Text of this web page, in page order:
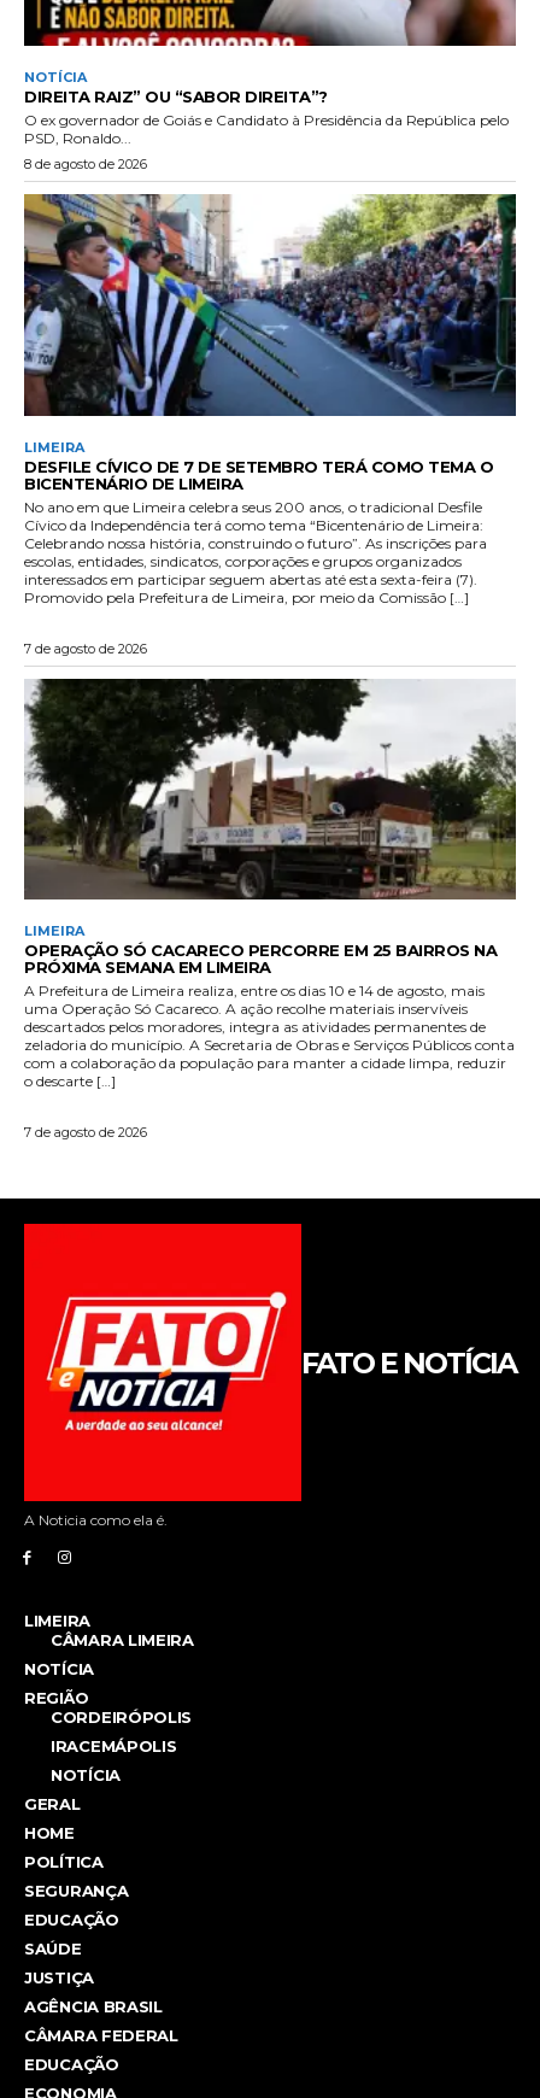
FATO E NOTÍCIA
A Noticia como ela é.
LIMEIRA
CÂMARA LIMEIRA
NOTÍCIA
REGIÃO
CORDEIRÓPOLIS
IRACEMÁPOLIS
NOTÍCIA
GERAL
HOME
POLÍTICA
SEGURANÇA
EDUCAÇÃO
SAÚDE
JUSTIÇA
AGÊNCIA BRASIL
CÂMARA FEDERAL
EDUCAÇÃO
ECONOMIA